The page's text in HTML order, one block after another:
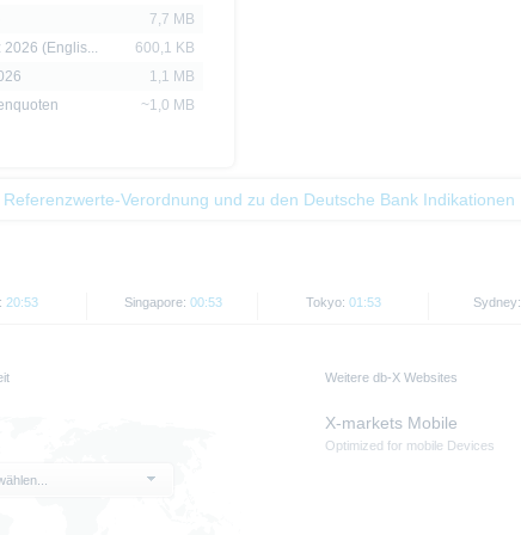
7,7 MB
2026 (Englis...
600,1 KB
1,1 MB
~1,0 MB
Verordnung und zu den Deutsche Bank Indikationen
20:53 Singapore: 00:53 Tokyo: 01:53 Sydney:
Weitere db-X Websites
X-markets Mobile
Optimized for mobile Devices